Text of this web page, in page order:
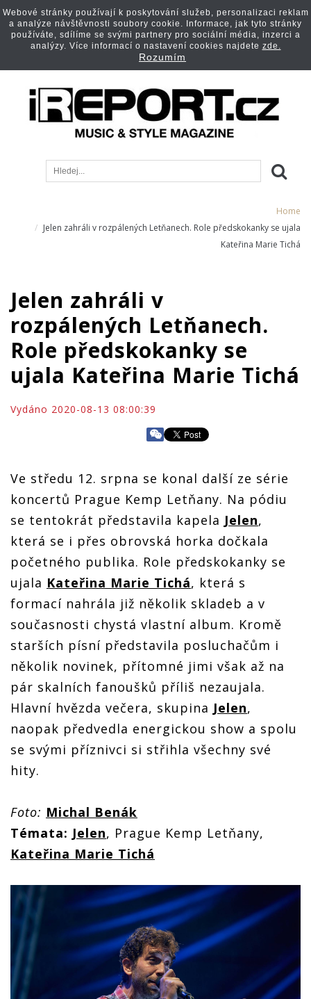
Home
Jelen zahráli v rozpálených Letňanech. Role předskokanky se ujala
Kateřina Marie Tichá
Jelen zahráli v
rozpálených Letňanech.
Role předskokanky se
ujala Kateřina Marie Tichá
Vydáno 2020-08-13 08:00:39
Ve středu 12. srpna se konal další ze série
koncertů Prague Kemp Letňany. Na pódiu
se tentokrát představila kapela Jelen,
která se i přes obrovská horka dočkala
početného publika. Role předskokanky se
ujala Kateřina Marie Tichá, která s
formací nahrála již několik skladeb a v
současnosti chystá vlastní album. Kromě
starších písní představila posluchačům i
několik novinek, přítomné jimi však až na
pár skalních fanoušků příliš nezaujala.
Hlavní hvězda večera, skupina Jelen,
naopak předvedla energickou show a spolu
se svými příznivci si střihla všechny své
hity.
Foto: Michal Benák
Témata: Jelen, Prague Kemp Letňany,
Kateřina Marie Tichá
Webové stránky používají k poskytování služeb, personalizaci reklam
a analýze návštěvnosti soubory cookie. Informace, jak tyto stránky
používáte, sdílíme se svými partnery pro sociální média, inzerci a
analýzy. Více informací o nastavení cookies najdete zde.
Rozumím